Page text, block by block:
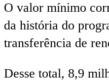
O valor mínimo
da história do
transferência de
Desse total, 8,9